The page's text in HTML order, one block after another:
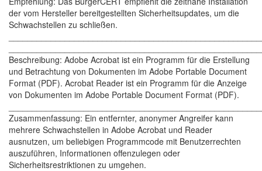
der vom Hersteller bereitgestellten Sicherheitsupdates, um die
Schwachstellen zu schließen.
Beschreibung: Adobe Acrobat ist ein Programm für die Erstellung
und Betrachtung von Dokumenten im Adobe Portable Document
Format (PDF). Acrobat Reader ist ein Programm für die Anzeige
von Dokumenten im Adobe Portable Document Format (PDF).
Zusammenfassung: Ein entfernter, anonymer Angreifer kann
mehrere Schwachstellen in Adobe Acrobat und Reader
ausnutzen, um beliebigen Programmcode mit Benutzerrechten
auszuführen, Informationen offenzulegen oder
Sicherheitsrestriktionen zu umgehen.